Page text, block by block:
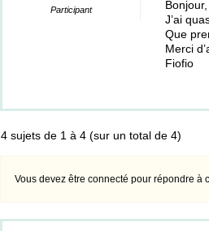
Participant
Bonjour,
J’ai
Que
Merci
Fiofio
4 sujets de 1 à 4 (sur un total de 4)
Vous devez être connecté pour répondre à